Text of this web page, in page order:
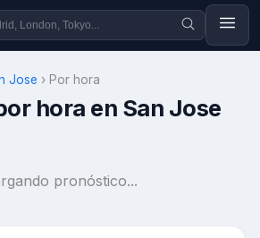
Jose › Por hora
hora en San Jose
pronóstico...